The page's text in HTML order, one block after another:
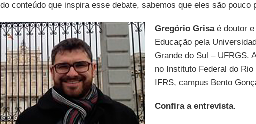
do conteúdo que inspira esse debate, sabemos que eles são pouco
Gregório Grisaé doutor e
Educação pela
Grande do Sul – UFRGS.
no Instituto Federal do Rio
IFRS, campus Bento
Confira a entrevista.